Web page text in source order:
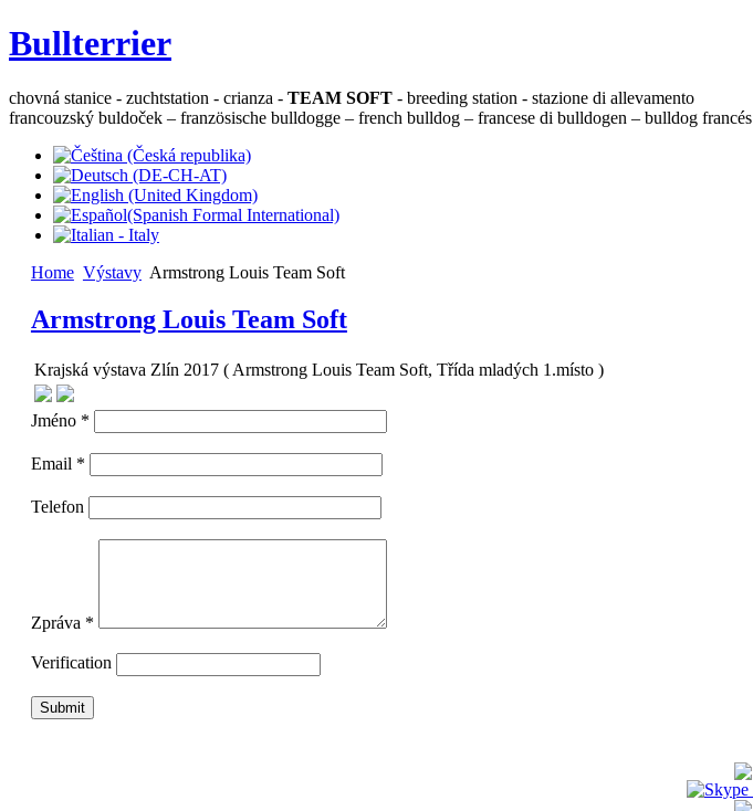
Bullterrier
chovná stanice - zuchtstation - crianza - TEAM SOFT - breeding station - stazione di allevamento
francouzský buldoček – französische bulldogge – french bulldog – francese di bulldogen – bulldog francés
Home Výstavy Armstrong Louis Team Soft
Armstrong Louis Team Soft
Krajská výstava Zlín 2017 ( Armstrong Louis Team Soft, Třída mladých 1.místo )
Jméno *
Email *
Telefon
Zpráva *
Verification